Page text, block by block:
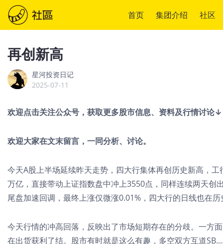
首页 集团介绍 社区
再创新高
星河投资日记
2025-07-11
欢迎点击关注公众号，获取更多股市信息、资料及行情讨
欢迎大家在文末留言，一同分析、讨论。
今天A股上半场延续昨天走势，四大行集体再创历史新高，
万亿，直接带动上证指数盘中冲上3550点，同样连续两天创
尾盘加速回调，最终上涨仅微涨0.01%，四大行的日线也在
今天行情的冲高回落，反映出了市场短期存在的分歧。一方
在出货获利了结。股市有时就是这么有趣，多空双方互道